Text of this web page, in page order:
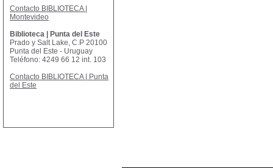
Contacto BIBLIOTECA |
Montevideo
Biblioteca | Punta del Este
Prado y Salt Lake, C.P 20100
Punta del Este - Uruguay
Teléfono: 4249 66 12 int. 103
Contacto BIBLIOTECA | Punta
del Este